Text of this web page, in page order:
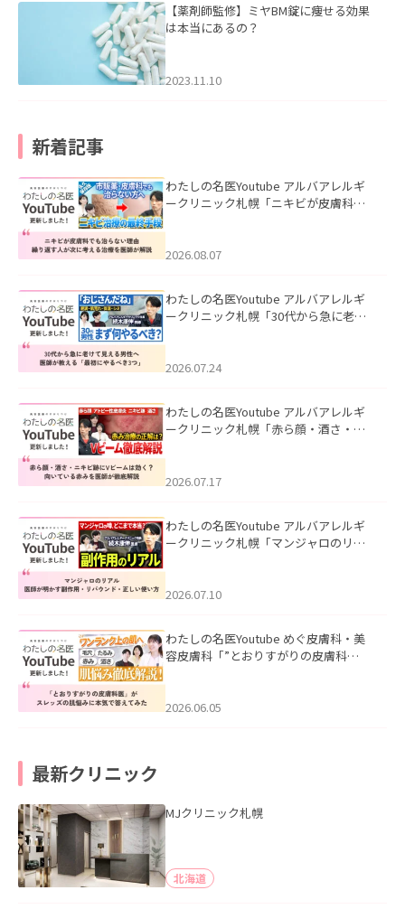
【薬剤師監修】ミヤBM錠に痩せる効果
は本当にあるの？
2023.11.10
新着記事
わたしの名医Youtube アルバアレルギ
ークリニック札幌「ニキビが皮膚科で
ました。
2026.08.07
わたしの名医Youtube アルバアレルギ
ークリニック札幌「30代から急に老け
た。
2026.07.24
わたしの名医Youtube アルバアレルギ
ークリニック札幌「赤ら顔・酒さ・ニ
した。
2026.07.17
わたしの名医Youtube アルバアレルギ
ークリニック札幌「マンジャロのリア
た。
2026.07.10
わたしの名医Youtube めぐ皮膚科・美
容皮膚科「”とおりすがりの皮膚科
2026.06.05
最新クリニック
MJクリニック札幌
北海道